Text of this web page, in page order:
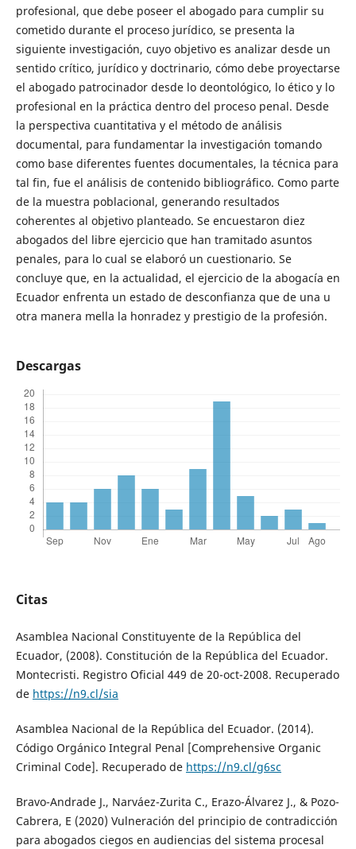
profesional, que debe poseer el abogado para cumplir su
cometido durante el proceso jurídico, se presenta la
siguiente investigación, cuyo objetivo es analizar desde un
sentido crítico, jurídico y doctrinario, cómo debe proyectarse
el abogado patrocinador desde lo deontológico, lo ético y lo
profesional en la práctica dentro del proceso penal. Desde
la perspectiva cuantitativa y el método de análisis
documental, para fundamentar la investigación tomando
como base diferentes fuentes documentales, la técnica para
tal fin, fue el análisis de contenido bibliográfico. Como parte
de la muestra poblacional, generando resultados
coherentes al objetivo planteado. Se encuestaron diez
abogados del libre ejercicio que han tramitado asuntos
penales, para lo cual se elaboró un cuestionario. Se
concluye que, en la actualidad, el ejercicio de la abogacía en
Ecuador enfrenta un estado de desconfianza que de una u
otra manera mella la honradez y prestigio de la profesión.
Descargas
Citas
Asamblea Nacional Constituyente de la República del
Ecuador, (2008). Constitución de la República del Ecuador.
Montecristi. Registro Oficial 449 de 20-oct-2008. Recuperado
de https://n9.cl/sia
Asamblea Nacional de la República del Ecuador. (2014).
Código Orgánico Integral Penal [Comprehensive Organic
Criminal Code]. Recuperado de https://n9.cl/g6sc
Bravo-Andrade J., Narváez-Zurita C., Erazo-Álvarez J., & Pozo-
Cabrera, E (2020) Vulneración del principio de contradicción
para abogados ciegos en audiencias del sistema procesal